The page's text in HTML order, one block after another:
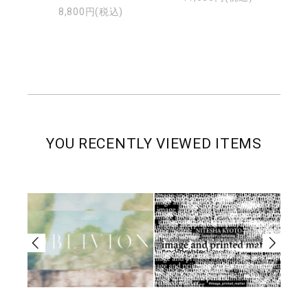
8,800円(税込)
YOU RECENTLY VIEWED ITEMS